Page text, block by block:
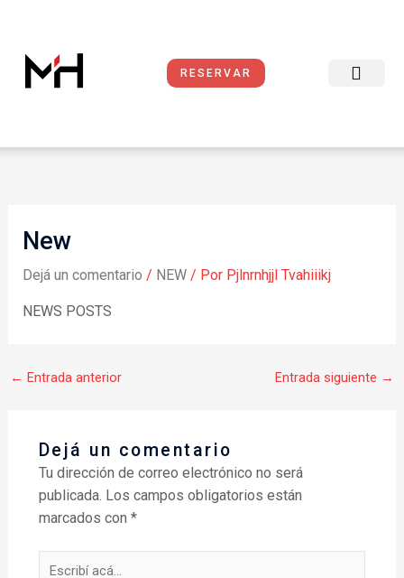
contenido
RESERVAR
New
Dejá un comentario / NEW/ Por Pjlnrnhjjl Tvahiiikj
NEWS POSTS
← Entrada anterior Entrada siguiente →
Dejá un comentario
Tu dirección de correo electrónico no será
publicada. Los campos obligatorios están
marcados con *
Escribí